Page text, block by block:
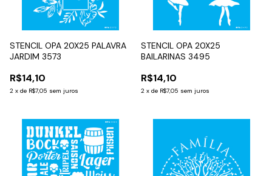
STENCIL OPA 20X25 PALAVRA
JARDIM 3573
R$14,10
2 x de R$7,05 sem juros
STENCIL OPA 20X25
BAILARINAS 3495
R$14,10
2 x de R$7,05 sem juros